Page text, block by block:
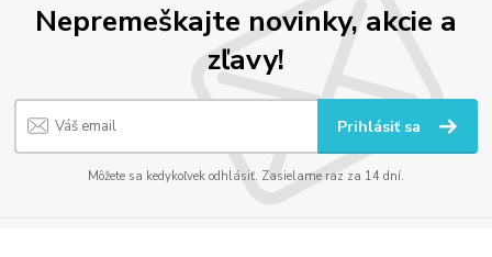
Nepremeškajte novinky, akcie a
zľavy!
Prihlásiť sa
Môžete sa kedykoľvek odhlásiť. Zasielame raz za 14 dní.